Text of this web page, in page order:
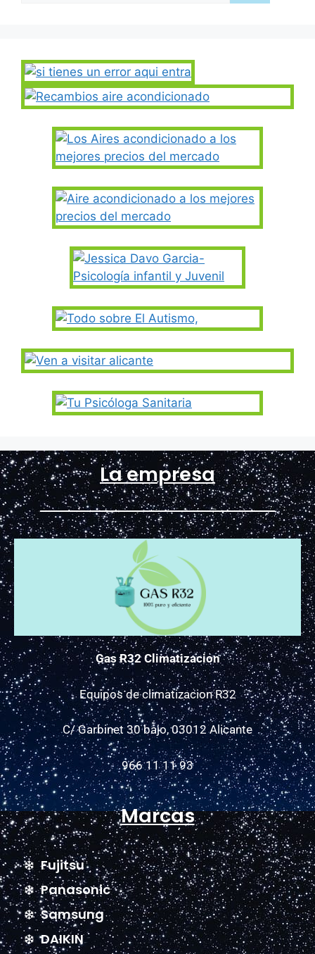
La empresa
Gas R32 Climatizacion
Equipos de climatizacion R32
C/ Garbinet 30 bajo, 03012 Alicante
966 11 11 93
Marcas
Fujitsu
Panasonic
Samsung
DAIKIN